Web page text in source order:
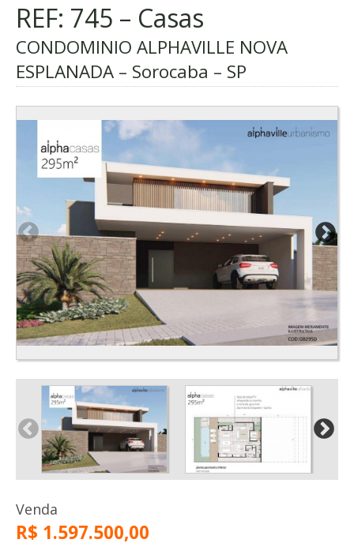
REF: 745 – Casas
CONDOMINIO ALPHAVILLE NOVA
ESPLANADA – Sorocaba – SP
Venda
R$ 1.597.500,00